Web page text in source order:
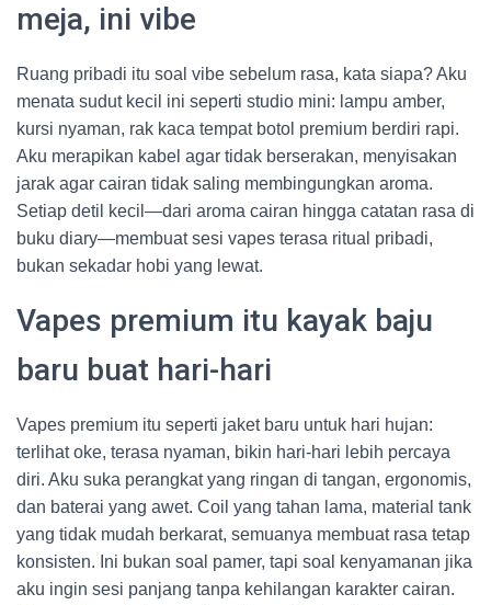
meja, ini vibe
Ruang pribadi itu soal vibe sebelum rasa, kata siapa? Aku
menata sudut kecil ini seperti studio mini: lampu amber,
kursi nyaman, rak kaca tempat botol premium berdiri rapi.
Aku merapikan kabel agar tidak berserakan, menyisakan
jarak agar cairan tidak saling membingungkan aroma.
Setiap detil kecil—dari aroma cairan hingga catatan rasa di
buku diary—membuat sesi vapes terasa ritual pribadi,
bukan sekadar hobi yang lewat.
Vapes premium itu kayak baju
baru buat hari-hari
Vapes premium itu seperti jaket baru untuk hari hujan:
terlihat oke, terasa nyaman, bikin hari-hari lebih percaya
diri. Aku suka perangkat yang ringan di tangan, ergonomis,
dan baterai yang awet. Coil yang tahan lama, material tank
yang tidak mudah berkarat, semuanya membuat rasa tetap
konsisten. Ini bukan soal pamer, tapi soal kenyamanan jika
aku ingin sesi panjang tanpa kehilangan karakter cairan.